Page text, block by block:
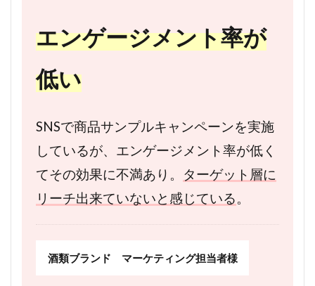
エンゲージメント率が
低い
SNSで商品サンプルキャンペーンを実施
しているが、エンゲージメント率が低く
てその効果に不満あり。 ターゲット層に
リーチ出来ていないと感じている。
酒類ブランド マーケティング担当者様